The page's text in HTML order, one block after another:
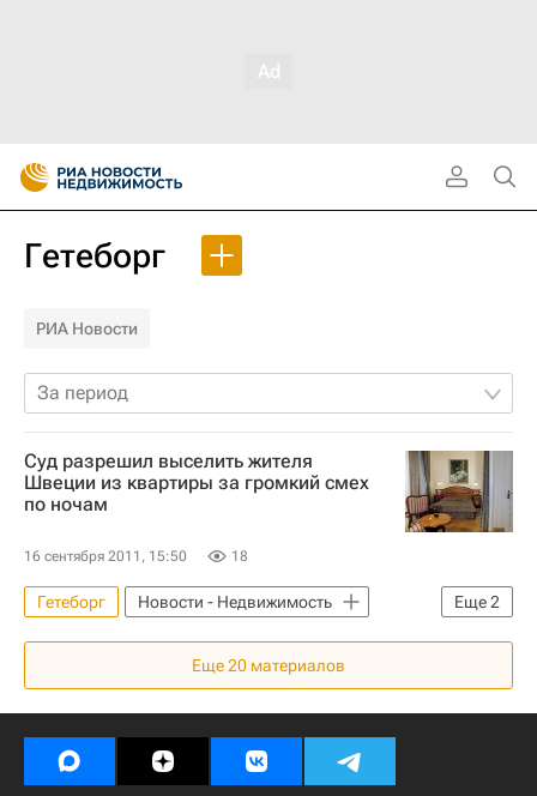
Гетеборг
РИА Новости
За период
Суд разрешил выселить жителя
Швеции из квартиры за громкий смех
по ночам
16 сентября 2011, 15:50 18
Еще2
Гетеборг
Новости - Недвижимость
Аренда
Швеция
Еще20 материалов